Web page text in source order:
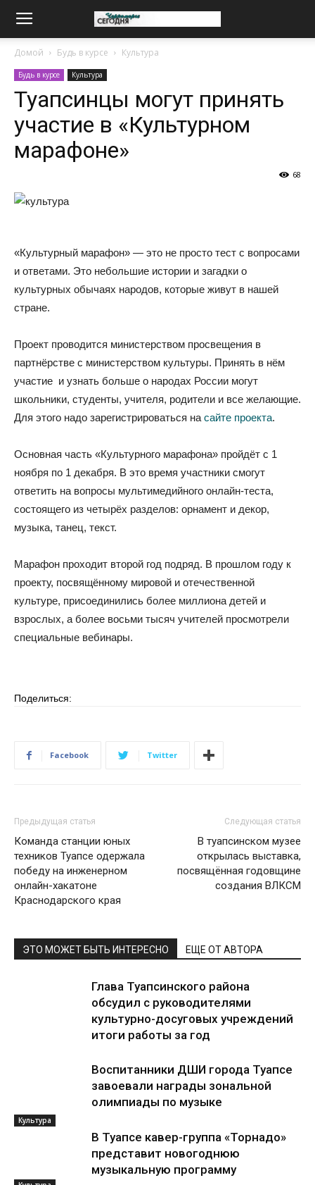
Домой Будь в курсе Культура
Будь в курсе Культура
Туапсинцы могут принять
участие в «Культурном
марафоне»
68
«Культурный марафон» — это не просто тест с вопросами
и ответами. Это небольшие истории и загадки о
культурных обычаях народов, которые живут в нашей
стране.
Проект проводится министерством просвещения в
партнёрстве с министерством культуры. Принять в нём
участие и узнать больше о народах России могут
школьники, студенты, учителя, родители и все желающие.
Для этого надо зарегистрироваться на сайте проекта.
Основная часть «Культурного марафона» пройдёт с 1
ноября по 1 декабря. В это время участники смогут
ответить на вопросы мультимедийного онлайн-теста,
состоящего из четырёх разделов: орнамент и декор,
музыка, танец, текст.
Марафон проходит второй год подряд. В прошлом году к
проекту, посвящённому мировой и отечественной
культуре, присоединились более миллиона детей и
взрослых, а более восьми тысяч учителей просмотрели
специальные вебинары.
Поделиться:
Facebook Twitter
Предыдущая статья
Команда станции юных
техников Туапсе одержала
победу на инженерном
онлайн-хакатоне
Краснодарского края
Следующая статья
В туапсинском музее
открылась выставка,
посвящённая годовщине
создания ВЛКСМ
ЭТО МОЖЕТ БЫТЬ ИНТЕРЕСНО ЕЩЕ ОТ АВТОРА
Культура
Глава Туапсинского района
обсудил с руководителями
культурно-досуговых учреждений
итоги работы за год
Воспитанники ДШИ города Туапсе
завоевали награды зональной
олимпиады по музыке
В Туапсе кавер-группа «Торнадо»
представит новогоднюю
музыкальную программу